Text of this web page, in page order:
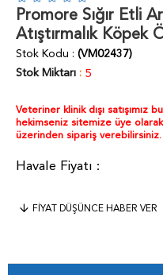
Promore Sığır Etli
Atıştırmalık Köpek
Stok Kodu
(VM02437)
Stok Miktarı : 5
Veteriner klinik dışı satışımız
hekimseniz sitemize üye
üzerinden sipariş verebilirsiniz.
FIYAT DÜŞÜNCE HABER VER